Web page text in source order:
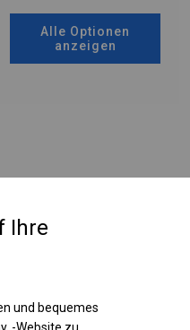
Alle Optionen
anzeigen
dieser Plane die beste. Im
Heizungen platzieren, die
ansehen
Ihre
und bequemes